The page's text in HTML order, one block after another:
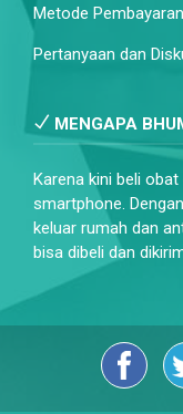
Metode Pembayaran
Pertanyaan dan
MENGAPA
Karena kini beli
smartphone.
keluar rumah dan
bisa dibeli dan